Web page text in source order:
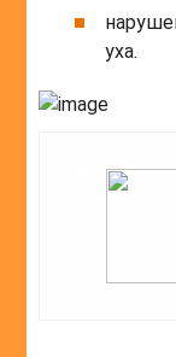
уха.